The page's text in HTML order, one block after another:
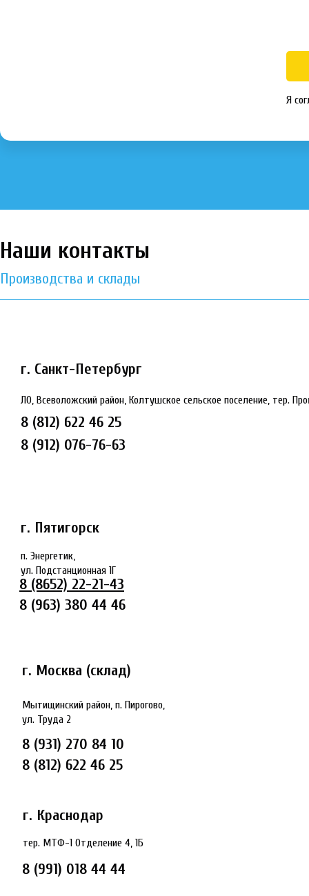
Я
Наши контакты
Производства и склады
г. Пятигорск
п. Энергетик,
ул. Подстанционная 1Г
г. Санкт-Петербург
ЛО, Всеволожский район, Колтушское сельское поселение, тер.
8 (812) 622 46 25
8 (912) 076-76-63
8 (8652) 22-21-43
8 (963) 380 44 46
8 (991) 018 44 44
8 (931) 270 84 10
8 (812) 622 46 25
тер. МТФ-1 Отделение 4, 1Б
Мытищинский район, п. Пирогово,
ул. Труда 2
г. Краснодар
г. Москва (склад)